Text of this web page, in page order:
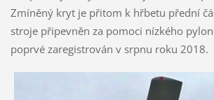
Zmíněný kryt je přitom k hřbetu přední
stroje připevněn za pomoci nízkého
poprvé zaregistrován v srpnu roku 2018.